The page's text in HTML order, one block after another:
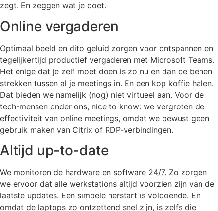
zegt. En zeggen wat je doet.
Online vergaderen
Optimaal beeld en dito geluid zorgen voor ontspannen en
tegelijkertijd productief vergaderen met Microsoft Teams.
Het enige dat je zelf moet doen is zo nu en dan de benen
strekken tussen al je meetings in. En een kop koffie halen.
Dat bieden we namelijk (nog) niet virtueel aan. Voor de
tech-mensen onder ons, nice to know: we vergroten de
effectiviteit van online meetings, omdat we bewust geen
gebruik maken van Citrix of RDP-verbindingen.
Altijd up-to-date
We monitoren de hardware en software 24/7. Zo zorgen
we ervoor dat alle werkstations altijd voorzien zijn van de
laatste updates. Een simpele herstart is voldoende. En
omdat de laptops zo ontzettend snel zijn, is zelfs die